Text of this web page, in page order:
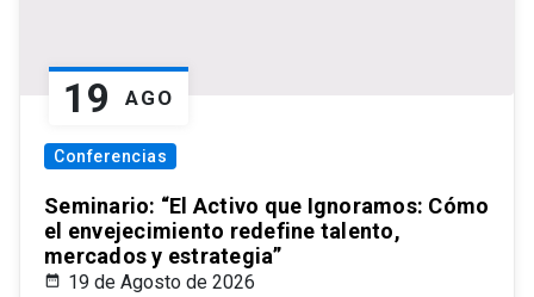
19 AGO
Conferencias
Seminario: “El Activo que Ignoramos: Cómo
el envejecimiento redefine talento,
mercados y estrategia”
19 de Agosto de 2026